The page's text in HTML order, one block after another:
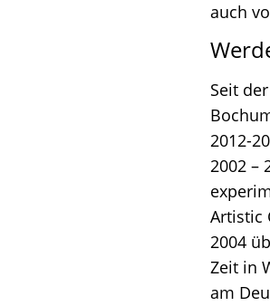
auch
Seit
2012-
2002 –
Artistic
2004
Zeit in
am